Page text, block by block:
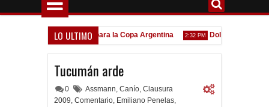
LO ULTIMO
Venta de localidades para la Copa Argentina 2:32 PM
Dolor por Jorge Messi
Tucumán arde
0 Assmann, Canío, Clausura
2009, Comentario, Emiliano Penelas,